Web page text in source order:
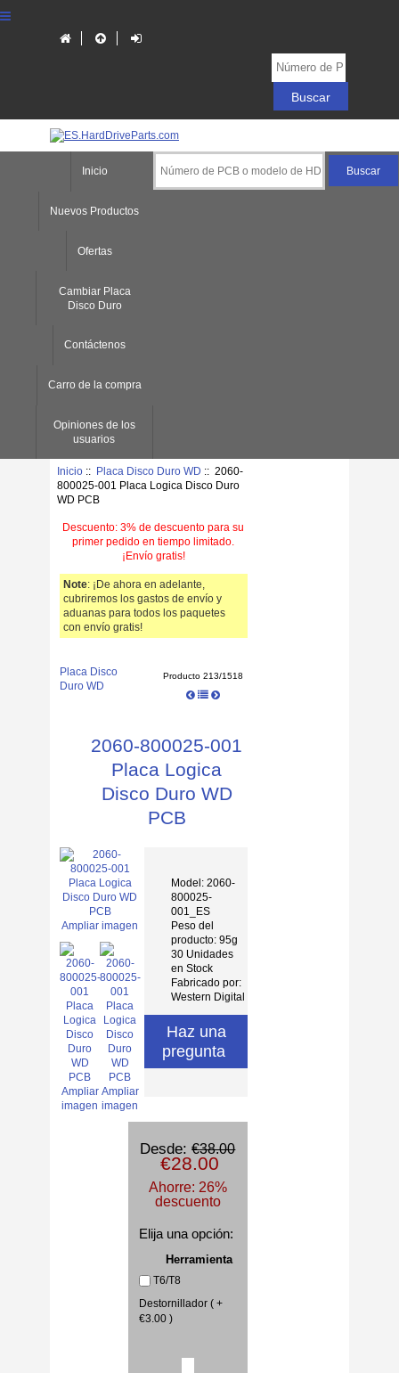
Inicio
Nuevos Productos
Ofertas
Cambiar Placa
Disco Duro
Contáctenos
Carro de la compra
Opiniones de los
usuarios
Inicio:: Placa Disco Duro WD :: 2060-
800025-001 Placa Logica Disco Duro
WD PCB
Descuento: 3% de descuento para su
primer pedido en tiempo limitado.
¡Envío gratis!
Note: ¡De ahora en adelante,
cubriremos los gastos de envío y
aduanas para todos los paquetes
con envío gratis!
Placa Disco
Duro WD
Producto 213/1518
2060-800025-001
Placa Logica
Disco Duro WD
PCB
Ampliar imagen
Ampliar
imagen
Ampliar
imagen
Model: 2060-
800025-
001_ES
Peso del
producto: 95g
30 Unidades
en Stock
Fabricado por:
Western Digital
Haz una
pregunta
Desde:€38.00
€28.00
Ahorre: 26%
descuento
Elija una opción:
Herramienta
T6/T8
Destornillador ( +
€3.00 )